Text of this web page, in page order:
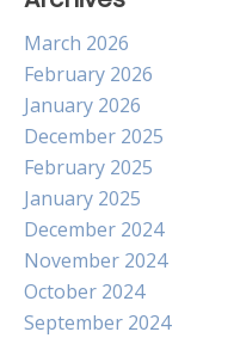
March 2026
February 2026
January 2026
December 2025
February 2025
January 2025
December 2024
November 2024
October 2024
September 2024